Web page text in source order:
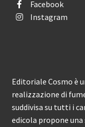
Facebook
Instagram
Editoriale Cosmo è
realizzazione di
suddivisa su tutti i
edicola propone